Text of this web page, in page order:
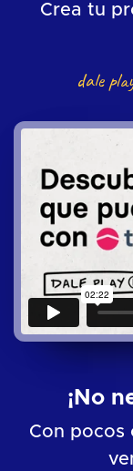
Crea tu
dale
¡No
Con pocos